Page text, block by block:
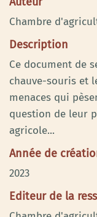
Chambre
Description
Ce document de
chauve-souris et
menaces qui
question de leur
agricole...
Année de
2023
Editeur de la